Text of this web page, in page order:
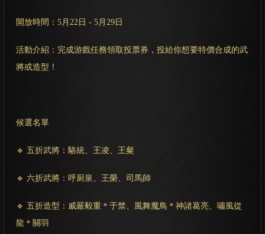
開放時間：5月22日 - 5月29日
活動介紹：完成游戲任務領取投票券，投給你想要特價合成的武
將或造型！
候選名單
🔹 五折武將：駱統、王凌、王粲
🔹 六折武將：呼厨泉、王榮、司馬師
🔹 五折造型：威嚴毅重＊于禁、風舞魔鳥＊神諸葛亮、嘯風從
龍＊關羽